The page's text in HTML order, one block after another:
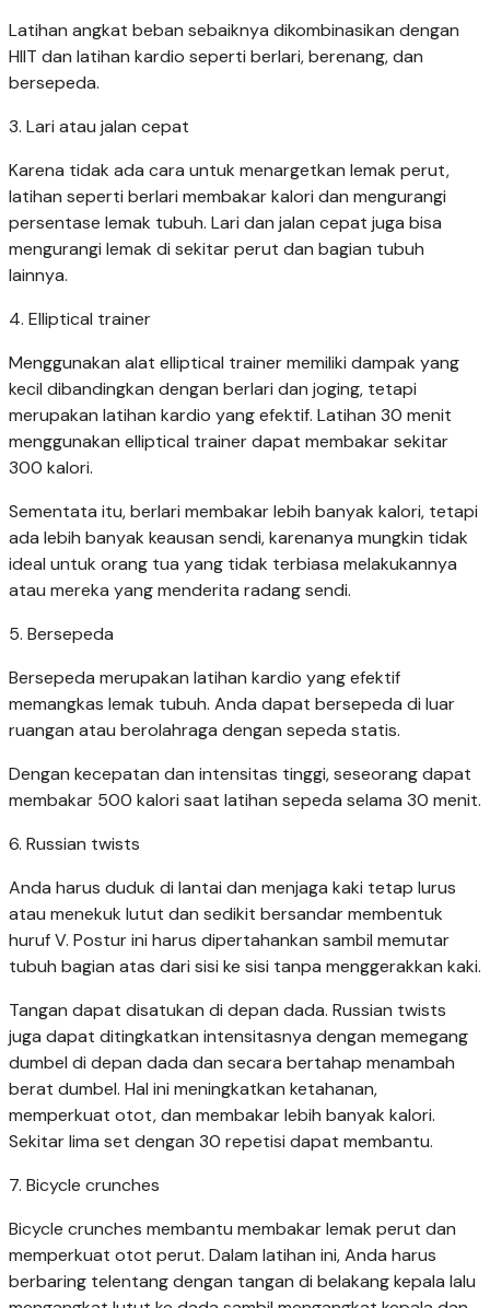
Latihan angkat beban sebaiknya dikombinasikan dengan
HIIT dan latihan kardio seperti berlari, berenang, dan
bersepeda.
3. Lari atau jalan cepat
Karena tidak ada cara untuk menargetkan lemak perut,
latihan seperti berlari membakar kalori dan mengurangi
persentase lemak tubuh. Lari dan jalan cepat juga bisa
mengurangi lemak di sekitar perut dan bagian tubuh
lainnya.
4. Elliptical trainer
Menggunakan alat elliptical trainer memiliki dampak yang
kecil dibandingkan dengan berlari dan joging, tetapi
merupakan latihan kardio yang efektif. Latihan 30 menit
menggunakan elliptical trainer dapat membakar sekitar
300 kalori.
Sementata itu, berlari membakar lebih banyak kalori, tetapi
ada lebih banyak keausan sendi, karenanya mungkin tidak
ideal untuk orang tua yang tidak terbiasa melakukannya
atau mereka yang menderita radang sendi.
5. Bersepeda
Bersepeda merupakan latihan kardio yang efektif
memangkas lemak tubuh. Anda dapat bersepeda di luar
ruangan atau berolahraga dengan sepeda statis.
Dengan kecepatan dan intensitas tinggi, seseorang dapat
membakar 500 kalori saat latihan sepeda selama 30 menit.
6. Russian twists
Anda harus duduk di lantai dan menjaga kaki tetap lurus
atau menekuk lutut dan sedikit bersandar membentuk
huruf V. Postur ini harus dipertahankan sambil memutar
tubuh bagian atas dari sisi ke sisi tanpa menggerakkan kaki.
Tangan dapat disatukan di depan dada. Russian twists
juga dapat ditingkatkan intensitasnya dengan memegang
dumbel di depan dada dan secara bertahap menambah
berat dumbel. Hal ini meningkatkan ketahanan,
memperkuat otot, dan membakar lebih banyak kalori.
Sekitar lima set dengan 30 repetisi dapat membantu.
7. Bicycle crunches
Bicycle crunches membantu membakar lemak perut dan
memperkuat otot perut. Dalam latihan ini, Anda harus
berbaring telentang dengan tangan di belakang kepala lalu